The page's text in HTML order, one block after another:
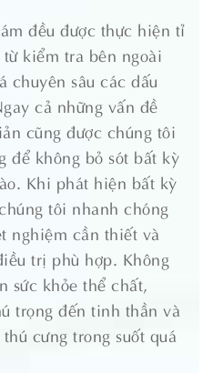
đều được thực hiện tỉ
kiểm tra bên ngoài
chuyên sâu các dấu
cả những vấn đề
cũng được chúng tôi
để không bỏ sót bất kỳ
Khi phát hiện bất kỳ
tôi nhanh chóng
nghiệm cần thiết và
trị phù hợp. Không
sức khỏe thể chất,
trọng đến tinh thần và
cưng trong suốt quá